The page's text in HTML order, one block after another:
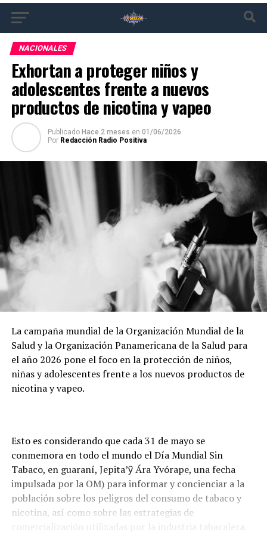
NACIONALES
Exhortan a proteger niños y
adolescentes frente a nuevos
productos de nicotina y vapeo
Publicado Hace 2 meses en 01/06/2026
Por Redacción Radio Positiva
La campaña mundial de la Organización Mundial de la
Salud y la Organización Panamericana de la Salud para
el año 2026 pone el foco en la protección de niños,
niñas y adolescentes frente a los nuevos productos de
nicotina y vapeo.
Esto es considerando que cada 31 de mayo se
conmemora en todo el mundo el Día Mundial Sin
Tabaco, en guaraní, Jepita’ỹ Ára Yvórape, una fecha
impulsada por la OM) para informar y concienciar a la
población sobre los peligros del consumo de tabaco y
nicotina, así como sobre las estrategias de